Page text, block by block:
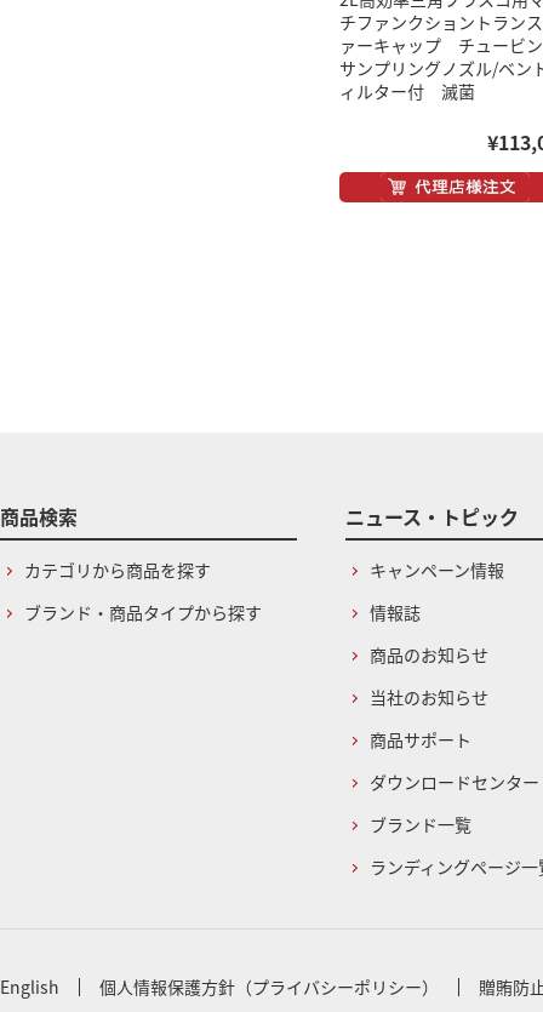
チファンクショントラン
ァーキャップ チュービ
サンプリングノズル/ベン
ィルター付 滅菌
商品検索
カテゴリから商品を探す
ブランド・商品タイプから探す
ニュース・トピック
キャンペーン情報
情報誌
商品のお知らせ
当社のお知らせ
商品サポート
ダウンロードセンター
ブランド一覧
ランディングページ一
English 個人情報保護方針（プライバシーポリシー） 贈賄防